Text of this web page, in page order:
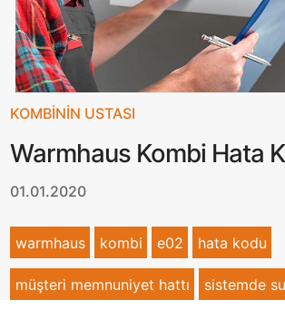
KOMBİNİN USTASI
Warmhaus Kombi Hata
01.01.2020
warmhaus kombi e02 hata kodu
müşteri memnuniyet hattı sistemde